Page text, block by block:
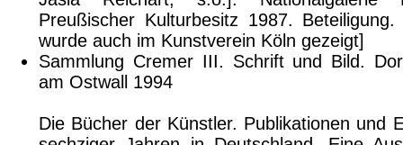
Preußischer Kulturbesitz 1987.
wurde auch im Kunstverein Köln gezeigt]
Sammlung Cremer III. Schrift und Bild.
am Ostwall 1994
Die Bücher der Künstler. Publikationen und